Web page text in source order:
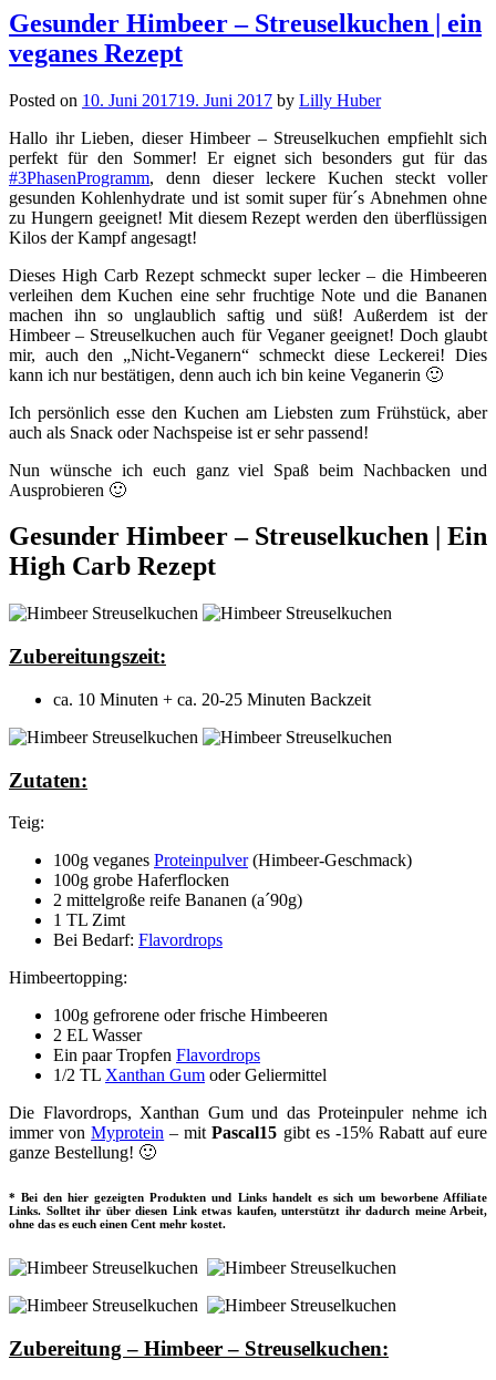
Gesunder Himbeer – Streuselkuchen | ein
veganes Rezept
Posted on 10. Juni 201719. Juni 2017 by Lilly Huber
Hallo ihr Lieben, dieser Himbeer – Streuselkuchen empfiehlt sich
perfekt für den Sommer! Er eignet sich besonders gut für das
#3PhasenProgramm, denn dieser leckere Kuchen steckt voller
gesunden Kohlenhydrate und ist somit super für´s Abnehmen ohne
zu Hungern geeignet! Mit diesem Rezept werden den überflüssigen
Kilos der Kampf angesagt!
Dieses High Carb Rezept schmeckt super lecker – die Himbeeren
verleihen dem Kuchen eine sehr fruchtige Note und die Bananen
machen ihn so unglaublich saftig und süß! Außerdem ist der
Himbeer – Streuselkuchen auch für Veganer geeignet! Doch glaubt
mir, auch den „Nicht-Veganern“ schmeckt diese Leckerei! Dies
kann ich nur bestätigen, denn auch ich bin keine Veganerin 🙂
Ich persönlich esse den Kuchen am Liebsten zum Frühstück, aber
auch als Snack oder Nachspeise ist er sehr passend!
Nun wünsche ich euch ganz viel Spaß beim Nachbacken und
Ausprobieren 🙂
Gesunder Himbeer – Streuselkuchen | Ein
High Carb Rezept
Zubereitungszeit:
ca. 10 Minuten + ca. 20-25 Minuten Backzeit
Zutaten:
Teig:
100g veganes Proteinpulver(Himbeer-Geschmack)
100g grobe Haferflocken
2 mittelgroße reife Bananen (a´90g)
1 TL Zimt
Bei Bedarf: Flavordrops
Himbeertopping:
100g gefrorene oder frische Himbeeren
2 EL Wasser
Ein paar Tropfen Flavordrops
1/2 TL Xanthan Gum oder Geliermittel
Die Flavordrops, Xanthan Gum und das Proteinpuler nehme ich
immer vonMyprotein – mitPascal15 gibt es -15% Rabatt auf eure
ganze Bestellung! 🙂
* Bei den hier gezeigten Produkten und Links handelt es sich um beworbene Affiliate
Links. Solltet ihr über diesen Link etwas kaufen, unterstützt ihr dadurch meine Arbeit,
ohne das es euch einen Cent mehr kostet.
Zubereitung – Himbeer – Streuselkuchen: